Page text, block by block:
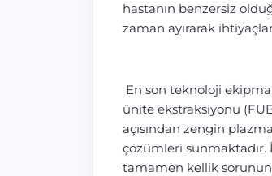
hastanın benzersiz
zaman ayırarak
En son teknoloji
ünite ekstraksiyonu
açısından zengin
çözümleri sunmaktadır.
tamamen kellik